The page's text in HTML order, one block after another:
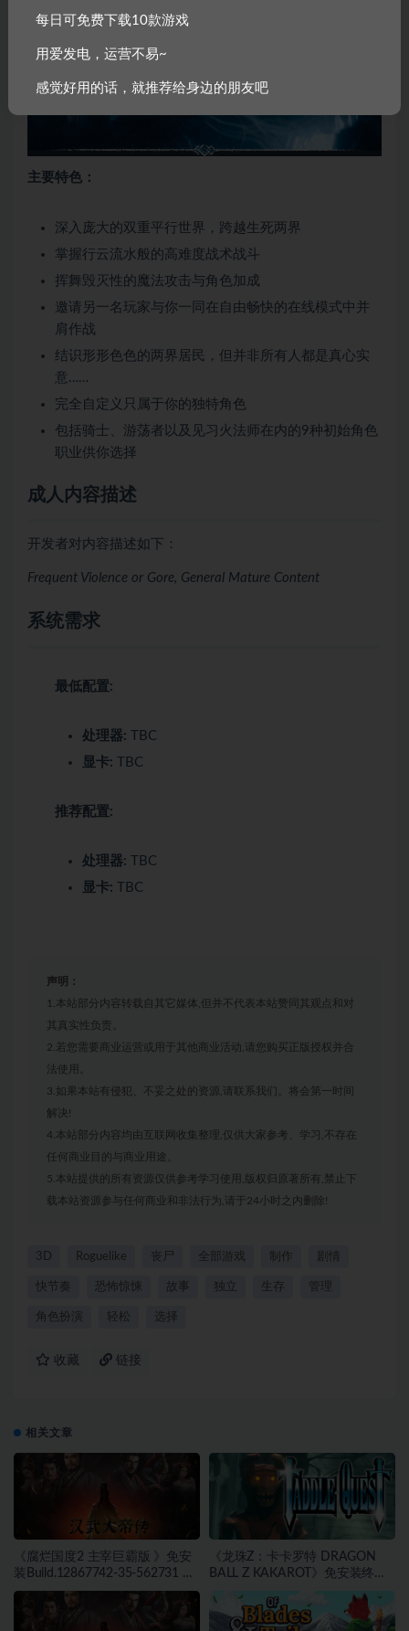
拥而至的地狱怪物，你才能够得到重返人世的机会。
主要特色：
深入庞大的双重平行世界，跨越生死两界
掌握行云流水般的高难度战术战斗
挥舞毁灭性的魔法攻击与角色加成
邀请另一名玩家与你一同在自由畅快的在线模式中并
肩作战
结识形形色色的两界居民，但并非所有人都是真心实
意……
完全自定义只属于你的独特角色
包括骑士、游荡者以及见习火法师在内的9种初始角色
职业供你选择
成人内容描述
开发者对内容描述如下：
Frequent Violence or Gore, General Mature Content
系统需求
最低配置:
处理器: TBC
显卡: TBC
推荐配置:
处理器: TBC
显卡: TBC
声明：
1.本站部分内容转载自其它媒体,但并不代表本站赞同其观点和对
其真实性负责。
2.若您需要商业运营或用于其他商业活动,请您购买正版授权并合
法使用。
3.如果本站有侵犯、不妥之处的资源,请联系我们。将会第一时间
解决!
4.本站部分内容均由互联网收集整理,仅供大家参考、学习,不存在
任何商业目的与商业用途。
5.本站提供的所有资源仅供参考学习使用,版权归原著所有,禁止下
载本站资源参与任何商业和非法行为,请于24小时之内删除!
3D Roguelike 丧尸 全部游戏 制作 剧情
快节奏 恐怖惊悚 故事 独立 生存 管理
角色扮演 轻松 选择
收藏 链接
相关文章
《腐烂国度2 主宰巨霸版 》免安
装Build.12867742-35-562731 整
合全部DLC绿色中文版[20.33 GB]
[百度网盘]
《龙珠Z：卡卡罗特 DRAGON
BALL Z KAKAROT》免安装终极
度网盘]
每日可免费下载10款游戏
用爱发电，运营不易~
感觉好用的话，就推荐给身边的朋友吧